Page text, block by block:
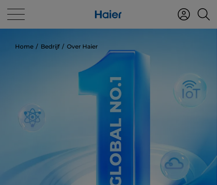
Home Bedrijf Over Haier